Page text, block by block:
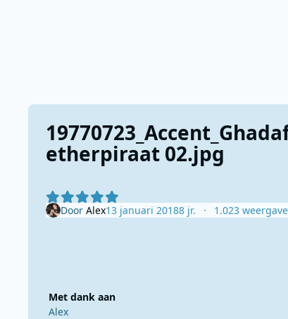
etherpiraat 02.jpg
Door Alex13 januari 20188 jr. 1.023
Met dank aan
Alex